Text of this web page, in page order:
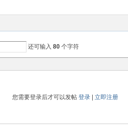
还可输入 80 个字符
您需要登录后才可以发帖 登录 立即注册